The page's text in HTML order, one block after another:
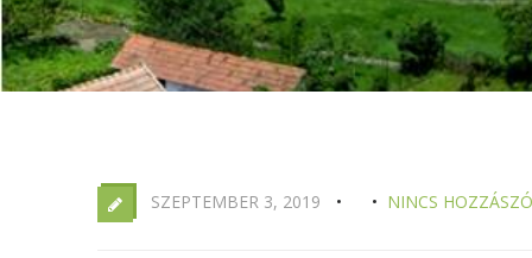
SZEPTEMBER 3, 2019 NINCS